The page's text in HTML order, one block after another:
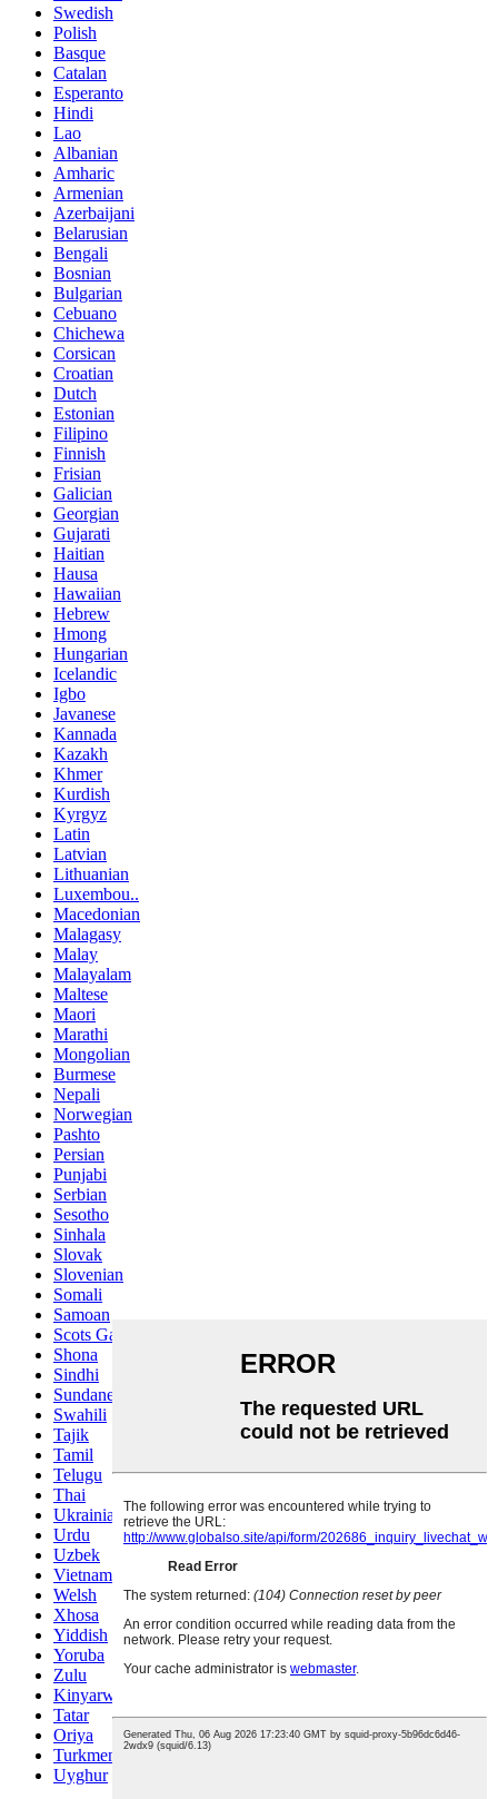
Swedish
Polish
Basque
Catalan
Esperanto
Hindi
Lao
Albanian
Amharic
Armenian
Azerbaijani
Belarusian
Bengali
Bosnian
Bulgarian
Cebuano
Chichewa
Corsican
Croatian
Dutch
Estonian
Filipino
Finnish
Frisian
Galician
Georgian
Gujarati
Haitian
Hausa
Hawaiian
Hebrew
Hmong
Hungarian
Icelandic
Igbo
Javanese
Kannada
Kazakh
Khmer
Kurdish
Kyrgyz
Latin
Latvian
Lithuanian
Luxembou..
Macedonian
Malagasy
Malay
Malayalam
Maltese
Maori
Marathi
Mongolian
Burmese
Nepali
Norwegian
Pashto
Persian
Punjabi
Serbian
Sesotho
Sinhala
Slovak
Slovenian
Somali
Samoan
Scots Gaelic
Shona
Sindhi
Sundanese
Swahili
Tajik
Tamil
Telugu
Thai
Ukrainian
Urdu
Uzbek
Vietnamese
Welsh
Xhosa
Yiddish
Yoruba
Zulu
Kinyarwanda
Tatar
Oriya
Turkmen
Uyghur